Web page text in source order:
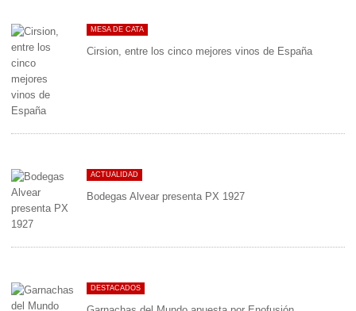
MESA DE CATA
Cirsion, entre los cinco mejores vinos de España
ACTUALIDAD
Bodegas Alvear presenta PX 1927
DESTACADOS